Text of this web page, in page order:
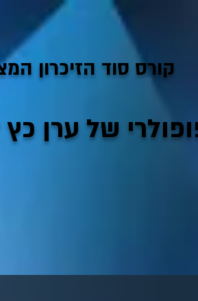
קורס סוד הזיכרון
של ערן כץ